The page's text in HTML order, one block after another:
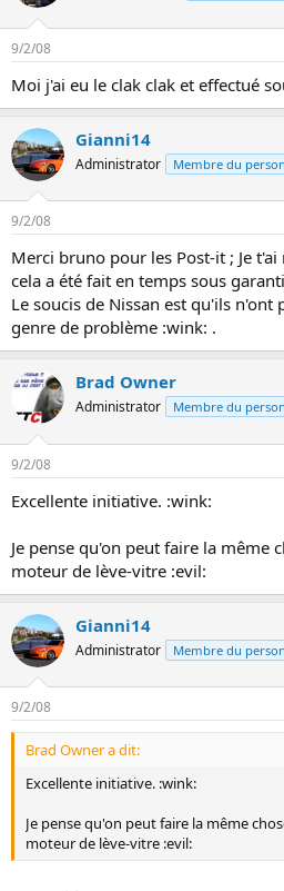
9/2/08
Moi j'ai eu le clak clak et effectué
Gianni14
Administrator Membre du
9/2/08
Merci bruno pour les Post-it ; Je
cela a été fait en temps sous
Le soucis de Nissan est qu'ils n'ont
genre de problème :wink: .
Brad Owner
Administrator Membre du
9/2/08
Excellente initiative. :wink:
Je pense qu'on peut faire la même
moteur de lève-vitre :evil:
Gianni14
Administrator Membre du
9/2/08
Brad Owner a dit:
Excellente initiative. :wink:
Je pense qu'on peut faire la même
moteur de lève-vitre :evil: